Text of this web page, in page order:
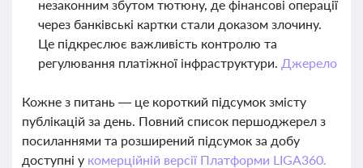
незаконним збутом тютюну, де фінансові операції
через банківські картки стали доказом злочину.
Це підкреслює важливість контролю та
регулювання платіжної інфраструктури. Джерело
Кожне з питань — це короткий підсумок змісту
публікацій за день. Повний список першоджерел з
посиланнями та розширений підсумок за добу
доступні у комерційній версії Платформи LIGA360.